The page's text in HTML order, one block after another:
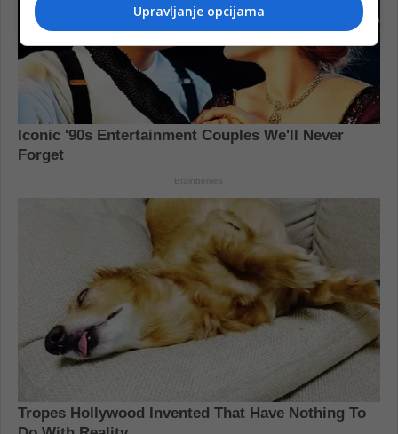
Upravljanje opcijama